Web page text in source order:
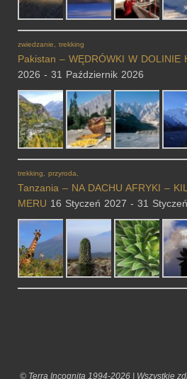
zwiedzanie, trekking
Pakistan – WĘDRÓWKI W DOLINIE
2026 - 31 Październik 2026
trekking, przyroda,
Tanzania – NA DACHU AFRYKI –
MERU 16 Styczeń 2027 - 31
© Terra Incognita 1994-2026 | Wszystkie